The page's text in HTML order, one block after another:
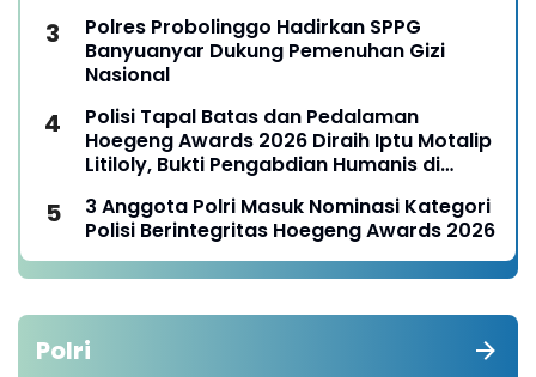
Polres Probolinggo Hadirkan SPPG
Banyuanyar Dukung Pemenuhan Gizi
Nasional
Polisi Tapal Batas dan Pedalaman
Hoegeng Awards 2026 Diraih Iptu Motalip
Litiloly, Bukti Pengabdian Humanis di
3 Anggota Polri Masuk Nominasi Kategori
Polisi Berintegritas Hoegeng Awards 2026
Polri